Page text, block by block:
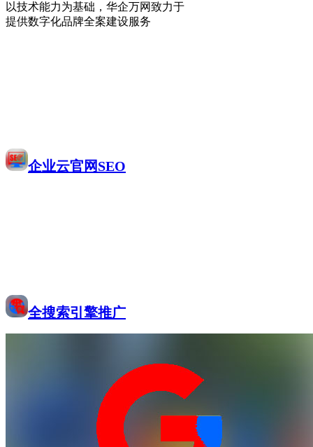
以技术能力为基础，华企万网致力于
提供数字化品牌全案建设服务
企业云官网SEO
全搜索引擎推广